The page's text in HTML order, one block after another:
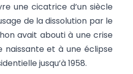
une cicatrice d’un siècle
de la dissolution par le
avait abouti à une crise
naissante et à une éclipse
jusqu’à 1958.